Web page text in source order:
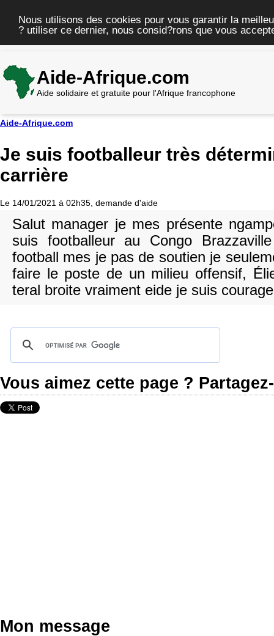
Nous utilisons des cookies pour vous garantir la
? utiliser ce dernier, nous consid?rons que vous
Aide-Afrique.com
Aide solidaire et gratuite pour l'Afrique francophone
Aide-Afrique.com
Je suis footballeur très
carrière
Le 14/01/2021 à 02h35, demande d'aide
Salut manager je mes présente
suis footballeur au Congo
football mes je pas de soutien je
faire le poste de un milieu offensif,
teral broite vraiment eide je suis courage
Vous aimez cette page ?
Mon message